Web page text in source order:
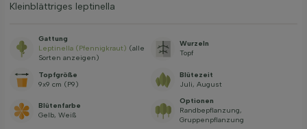
Kleinblättriges leptinella
Gattung
Leptinella (Pfennigkraut) (alle
Sorten anzeigen)
Wurzeln
Topf
Topfgröße
9x9 cm (P9)
Blütezeit
Juli, August
Blütenfarbe
Gelb, Weiß
Optionen
Randbepflanzung,
Gruppenpflanzung